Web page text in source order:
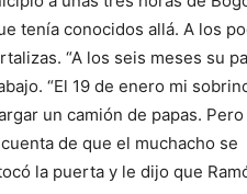
tenía conocidos allá. A los
“A los seis meses su
“El 19 de enero mi
un camión de papas. Pero
de que el muchacho se
la puerta y le dijo que